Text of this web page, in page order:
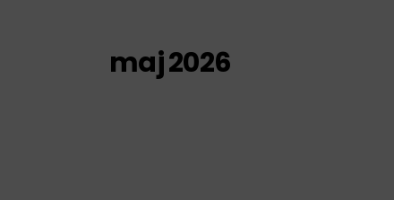
maj 2026